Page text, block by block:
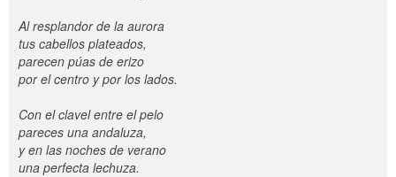
Al resplandor de la aurora
tus cabellos plateados,
parecen púas de erizo
por el centro y por los lados.
Con el clavel entre el pelo
pareces una andaluza,
y en las noches de verano
una perfecta lechuza.